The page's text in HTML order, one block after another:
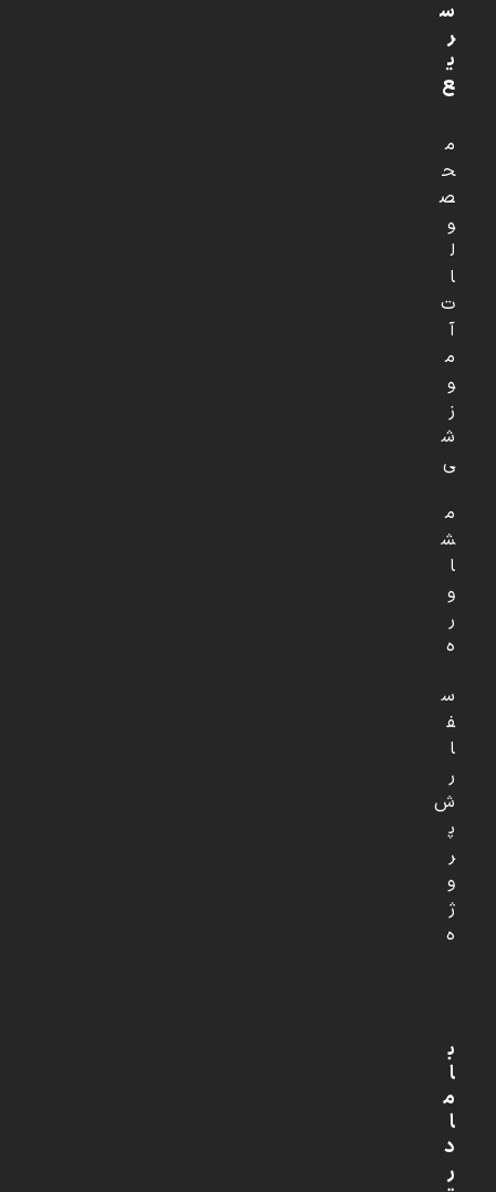
س
ر
ی
ع
م
ح
ص
و
ل
ا
ت
آ
م
و
ز
ش
ی
م
ش
ا
و
ر
ه
س
ف
ا
ر
ش
پ
ر
و
ژ
ه
ب
ا
م
ا
د
ر